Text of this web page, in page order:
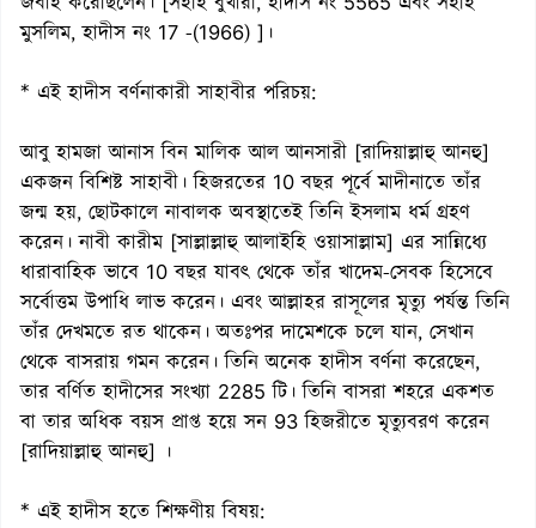
মুসলিম, হাদীস নং 17 -(1966) ]।
* এই হাদীস বর্ণনাকারী সাহাবীর পরিচয়:
আবু হামজা আনাস বিন মালিক আল আনসারী [রাদিয়াল্লাহু আনহু]
একজন বিশিষ্ট সাহাবী। হিজরতের 10 বছর পূর্বে মাদীনাতে তাঁর
জন্ম হয়, ছোটকালে নাবালক অবস্থাতেই তিনি ইসলাম ধর্ম গ্রহণ
করেন। নাবী কারীম [সাল্লাল্লাহু আলাইহি ওয়াসাল্লাম] এর সান্নিধ্যে
ধারাবাহিক ভাবে 10 বছর যাবৎ থেকে তাঁর খাদেম-সেবক হিসেবে
সর্বোত্তম উপাধি লাভ করেন। এবং আল্লাহর রাসূলের মৃত্যু পর্যন্ত তিনি
তাঁর দেখমতে রত থাকেন। অতঃপর দামেশকে চলে যান, সেখান
থেকে বাসরায় গমন করেন। তিনি অনেক হাদীস বর্ণনা করেছেন,
তার বর্ণিত হাদীসের সংখ্যা 2285 টি। তিনি বাসরা শহরে একশত
বা তার অধিক বয়স প্রাপ্ত হয়ে সন 93 হিজরীতে মৃত্যুবরণ করেন
[রাদিয়াল্লাহু আনহু] ।
* এই হাদীস হতে শিক্ষণীয় বিষয়: